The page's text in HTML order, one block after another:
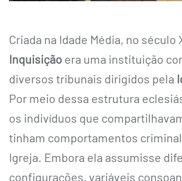
Criada na Idade Média, no século
Inquisição era uma instituição
diversos tribunais dirigidos pela
Por meio dessa estrutura
os indivíduos que
tinham comportamentos
Igreja. Embora ela assumisse
configurações, variáveis